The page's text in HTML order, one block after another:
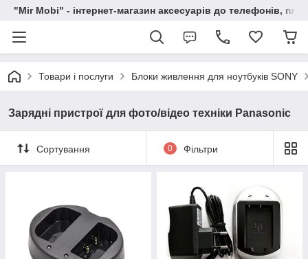
"Mir Mobi" - інтернет-магазин аксесуарів до телефонів,
Товари і послуги Блоки живлення для ноутбуків SONY
Зарядні пристрої для фото/відео техніки Panasonic
Сортування 0 Фільтри